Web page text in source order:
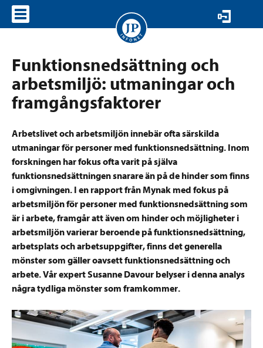
Funktionsnedsättning och
arbetsmiljö: utmaningar och
framgångsfaktorer
Arbetslivet och arbetsmiljön innebär ofta särskilda
utmaningar för personer med funktionsnedsättning. Inom
forskningen har fokus ofta varit på själva
funktionsnedsättningen snarare än på de hinder som finns
i omgivningen. I en rapport från Mynak med fokus på
arbetsmiljön för personer med funktionsnedsättning som
är i arbete, framgår att även om hinder och möjligheter i
arbetsmiljön varierar beroende på funktionsnedsättning,
arbetsplats och arbetsuppgifter, finns det generella
mönster som gäller oavsett funktionsnedsättning och
arbete. Vår expert Susanne Davour belyser i denna analys
några tydliga mönster som framkommer.